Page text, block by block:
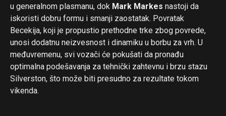
u generalnom plasmanu, dok Mark Markes nastoji da
iskoristi dobru formu i smanji zaostatak. Povratak
Becekija, koji je propustio prethodne trke zbog povrede,
unosi dodatnu neizvesnost i dinamiku u borbu za vrh. U
međuvremenu, svi vozači će pokušati da pronađu
optimalna podešavanja za tehnički zahtevnu i brzu stazu
Silverston, što može biti presudno za rezultate tokom
vikenda.